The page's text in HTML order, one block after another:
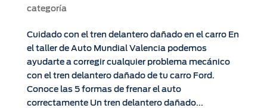
categoría
Cuidado con el tren delantero dañado en el carro En
el taller de Auto Mundial Valencia podemos
ayudarte a corregir cualquier problema mecánico
con el tren delantero dañado de tu carro Ford.
Conoce las 5 formas de frenar el auto
correctamente Un tren delantero dañado...